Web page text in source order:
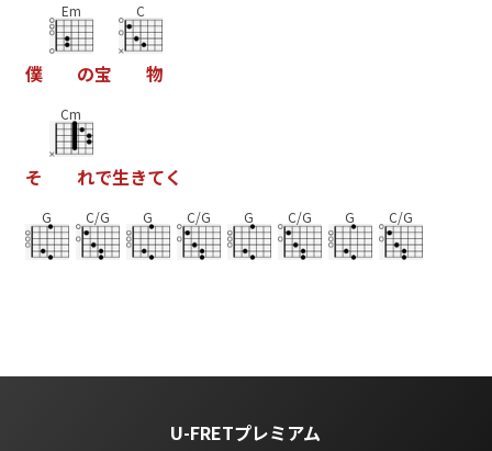
僕
Em
の宝
C
物
そ
Cm
れで生きてく
G C/G G C/G G C/G G C/G
U-FRETプレミアム